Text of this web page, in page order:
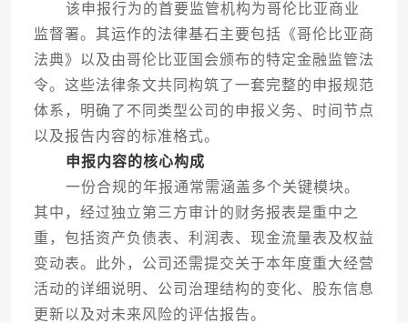
该申报行为的首要监管机构为哥伦比亚商业
监督署。其运作的法律基石主要包括《哥伦比亚商
法典》以及由哥伦比亚国会颁布的特定金融监管法
令。这些法律条文共同构筑了一套完整的申报规范
体系，明确了不同类型公司的申报义务、时间节点
以及报告内容的标准格式。
申报内容的核心构成
一份合规的年报通常需涵盖多个关键模块。
其中，经过独立第三方审计的财务报表是重中之
重，包括资产负债表、利润表、现金流量表及权益
变动表。此外，公司还需提交关于本年度重大经营
活动的详细说明、公司治理结构的变化、股东信息
更新以及对未来风险的评估报告。